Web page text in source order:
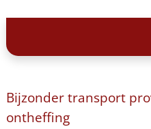
Bijzonder transport
ontheffing